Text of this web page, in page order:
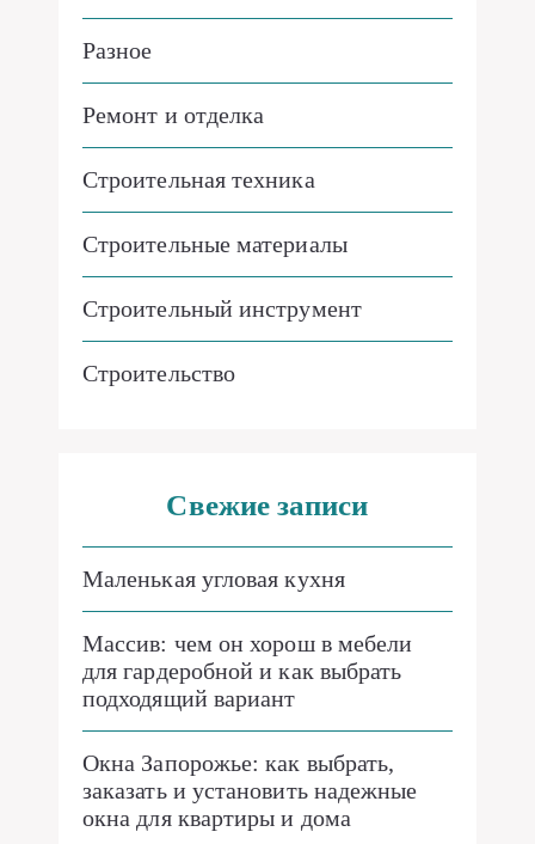
Разное
Ремонт и отделка
Строительная техника
Строительные материалы
Строительный инструмент
Строительство
Свежие записи
Маленькая угловая кухня
Массив: чем он хорош в мебели
для гардеробной и как выбрать
подходящий вариант
Окна Запорожье: как выбрать,
заказать и установить надежные
окна для квартиры и дома